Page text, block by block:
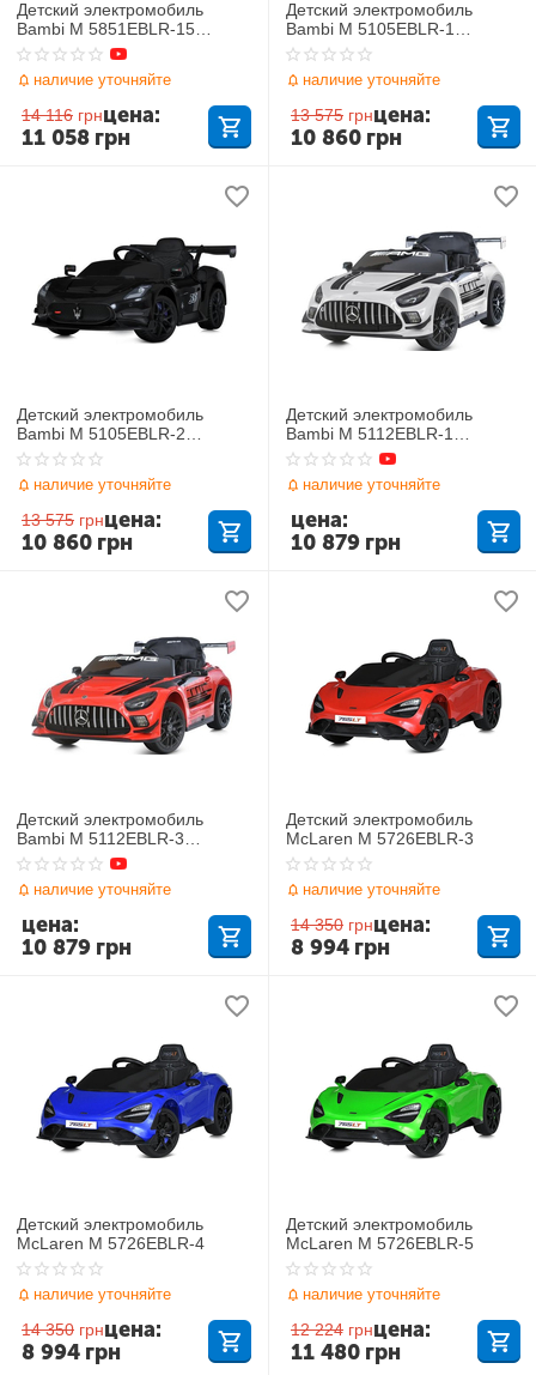
Детский электромобиль
Bambi M 5851EBLR-15
Mercedes
наличие уточняйте
14 116 грн
11 058 грн
цена:
Детский электромобиль
Bambi M 5105EBLR-1
Maserati
наличие уточняйте
13 575 грн
10 860 грн
цена:
Детский электромобиль
Bambi M 5105EBLR-2
Maserati
наличие уточняйте
13 575 грн
10 860 грн
цена:
Детский электромобиль
Bambi M 5112EBLR-1
Mercedes-Benz AMG GT3
наличие уточняйте
10 879 грн
цена:
Детский электромобиль
Bambi M 5112EBLR-3
Mercedes-Benz AMG GT3
наличие уточняйте
10 879 грн
цена:
Детский электромобиль
McLaren M 5726EBLR-3
наличие уточняйте
14 350 грн
8 994 грн
цена:
Детский электромобиль
McLaren M 5726EBLR-4
наличие уточняйте
14 350 грн
8 994 грн
цена:
Детский электромобиль
McLaren M 5726EBLR-5
наличие уточняйте
12 224 грн
11 480 грн
цена: